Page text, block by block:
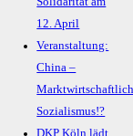
12. April
Veranstaltung:
China –
Sozialismus!?
DKP Köln lädt